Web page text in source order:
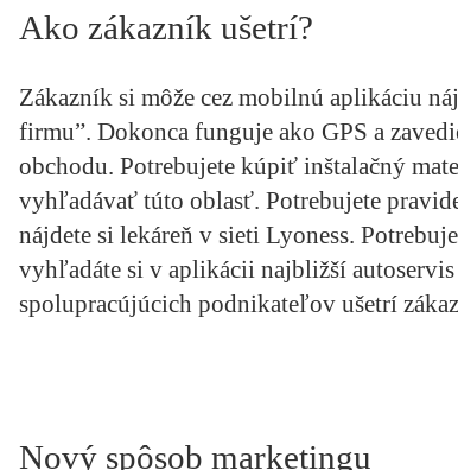
Ako zákazník ušetrí?
Zákazník si môže cez mobilnú aplikáciu
firmu”. Dokonca funguje ako GPS a
obchodu. Potrebujete kúpiť inštalačný
vyhľadávať túto oblasť. Potrebujete
nájdete si lekáreň v sieti Lyoness.
vyhľadáte si v aplikácii najbližší
spolupracújúcich podnikateľov ušetrí
Nový spôsob marketingu